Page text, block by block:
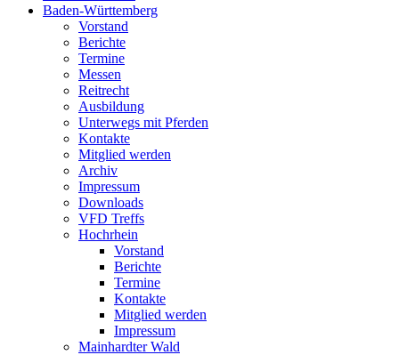
Baden-Württemberg
Vorstand
Berichte
Termine
Messen
Reitrecht
Ausbildung
Unterwegs mit Pferden
Kontakte
Mitglied werden
Archiv
Impressum
Downloads
VFD Treffs
Hochrhein
Vorstand
Berichte
Termine
Kontakte
Mitglied werden
Impressum
Mainhardter Wald